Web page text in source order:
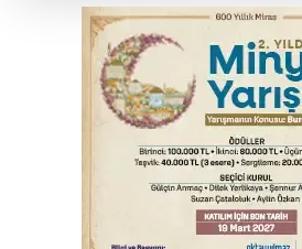
Başkan Aydın: Tüm
Başkan Dalgıç:
Bursa’da bugün